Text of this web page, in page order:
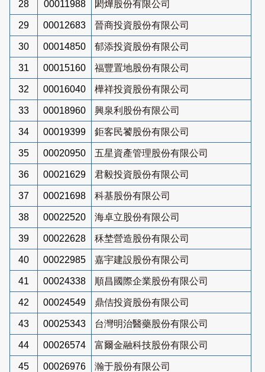
28 00011988 閎燁股份有限公司
29 00012683 晉商投資股份有限公司
30 00014850 郁添投資股份有限公司
31 00015160 福豐置地股份有限公司
32 00016040 樺祥投資股份有限公司
33 00018960 興泉利股份有限公司
34 00019399 鉅客民饕股份有限公司
35 00020950 五星資產管理股份有限公司
36 00021629 君毅投資股份有限公司
37 00021698 科基股份有限公司
38 00022520 海卓立股份有限公司
39 00022628 秝埜營造股份有限公司
40 00022985 嘉宇建設股份有限公司
41 00024338 順昌國際企業股份有限公司
42 00024549 鼎佶投資股份有限公司
43 00025343 台灣明治醫藥股份有限公司
44 00026574 富爾金融科技股份有限公司
45 00026976 瀚于股份有限公司